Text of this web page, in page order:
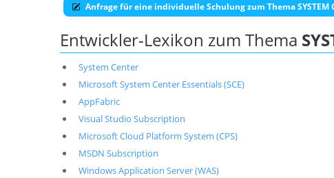
Anfrage für eine individuelle Schulung zum Thema SYSTEM
Entwickler-Lexikon zum Thema
System Center
Microsoft System Center Essentials (SCE)
AppFabric
Visual Studio Subscription
Microsoft Cloud Platform System (CPS)
MSDN Subscription
Windows Application Server (WAS)